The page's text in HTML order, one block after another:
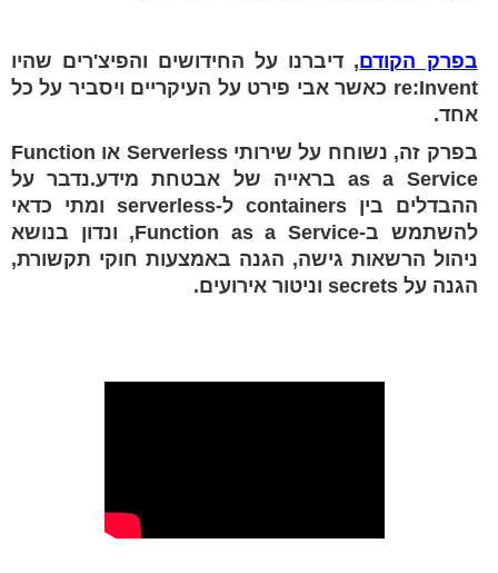
בפרק הקודם, דיברנו על החידושים והפיצ'רים שהיו
re:Invent כאשר אבי פירט על העיקריים ויסביר על כל
אחד.
בפרק זה, נשוחח על שירותי Serverless או Function
as a Service בראייה של אבטחת מידע.נדבר על
ההבדלים בין containers ל-serverless ומתי כדאי
להשתמש ב-Function as a Service, ונדון בנושא
ניהול הרשאות גישה, הגנה באמצעות חוקי תקשורת,
הגנה על secrets וניטור אירועים.